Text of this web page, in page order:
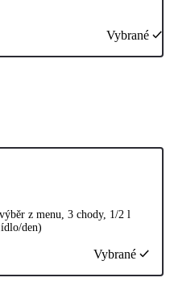
Vybrané
z menu, 3 chody, 1/2 l
den)
Vybrané